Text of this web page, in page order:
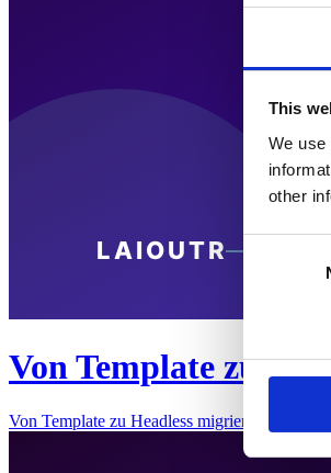
This
We
other
Consent
Von Template zu
Von Template zu Headless migrieren: